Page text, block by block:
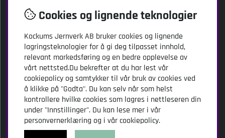
Kockums Jernverk AB
Adresse: Stansgatan 2
SE-334 32 Anderstorp
Sverige
info@kockumsjernverk.se
Tlf: +46 20-10 31 41
Cookies og lignende teknologier
Kockums Jernverk AB bruker cookies og lignende
lagringsteknologier for å gi deg tilpasset innhold,
relevant markedsføring og en bedre opplevelse av
vårt nettsted.Du bekrefter at du har lest vår
cookiepolicy og samtykker til vår bruk av cookies ved
å klikke på "Godta". Du kan selv når som helst
kontrollere hvilke cookies som lagres i nettleseren din
under "Innstillinger". Du kan lese mer i vår
personvernerklæring og i vår cookiepolicy.